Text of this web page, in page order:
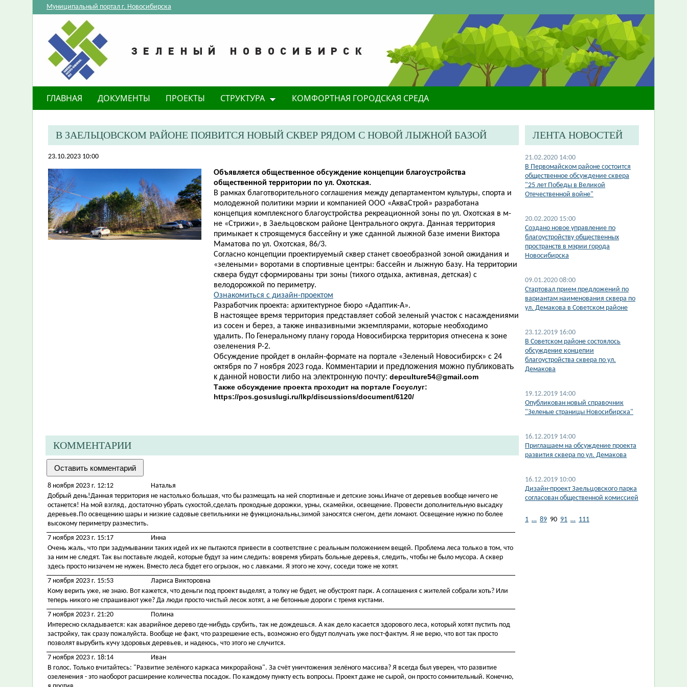
Муниципальный портал г. Новосибирска
ГЛАВНАЯ ДОКУМЕНТЫ ПРОЕКТЫ СТРУКТУРА КОМФОРТНАЯ ГОРОДСКАЯ СРЕДА
В ЗАЕЛЬЦОВСКОМ РАЙОНЕ ПОЯВИТСЯ НОВЫЙ СКВЕР РЯДОМ С НОВОЙ ЛЫЖНОЙ БАЗОЙ
23.10.2023 10:00
Объявляется общественное обсуждение концепции благоустройства
общественной территории по ул. Охотская.
В рамках благотворительного соглашения между департаментом культуры, спорта и
молодежной политики мэрии и компанией ООО «АкваСтрой» разработана
концепция комплексного благоустройства рекреационной зоны по ул. Охотская в м-
не «Стрижи», в Заельцовском районе Центрального округа. Данная территория
примыкает к строящемуся бассейну и уже сданной лыжной базе имени Виктора
Маматова по ул. Охотская, 86/3.
Согласно концепции проектируемый сквер станет своеобразной зоной ожидания и
«зелеными» воротами в спортивные центры: бассейн и лыжную базу. На территории
сквера будут сформированы три зоны (тихого отдыха, активная, детская) с
велодорожкой по периметру.
Ознакомиться с дизайн-проектом​
Разработчик проекта: архитектурное бюро «Адаптик-А».
В настоящее время территория представляет собой зеленый участок с насаждениями
из сосен и берез, а также инвазивными экземплярами, которые необходимо
удалить. По Генеральному плану города Новосибирска территория отнесена к зоне
озеленения Р-2.
Обсуждение пройдет в онлайн-формате на портале «Зеленый Новосибирск» с 24
октября по 7 ноября 2023 года. Комментарии и предложения можно публиковать
к данной новости либо на электронную почту: depculture54@gmail.com
Также обсуждение проекта проходит на портале Госуслуг:
https://pos.gosuslugi.ru/lkp/discussions/document/6120/
КОММЕНТАРИИ
8 ноября 2023 г. 12:12
Наталья
Добрый день!Данная территория не настолько большая, что бы размещать на ней спортивные и детские зоны.Иначе от деревьев вообще ничего не
останется! На мой взгляд, достаточно убрать сухостой,сделать проходные дорожки, урны, скамейки, освещение. Провести дополнительную высадку
деревьев.По освещению шары и низкие садовые светильники не функциональны,зимой заносятся снегом, дети ломают. Освещение нужно по более
высокому периметру разместить.
7 ноября 2023 г. 15:17
Инна
Очень жаль, что при задумывании таких идей их не пытаются привести в соответствие с реальным положением вещей. Проблема леса только в том, что
за ним не следят. Так вы поставьте людей, которые будут за ним следить: вовремя убирать больные деревья, следить, чтобы не было мусора. А сквер
здесь просто низачем не нужен. Вместо леса будет его огрызок, но с лавками. Я этого не хочу, соседи тоже не хотят.
7 ноября 2023 г. 15:53
Лариса Викторовна
Кому верить уже, не знаю. Вот кажется, что деньги под проект выделят, а толку не будет, не обустроят парк. А соглашения с жителей собрали хоть? Или
теперь никого не спрашивают уже? Да люди просто чистый лесок хотят, а не бетонные дороги с тремя кустами.
7 ноября 2023 г. 21:20
Полина
Интересно складывается: как аварийное дерево где-нибудь срубить, так не дождешься. А как дело касается здорового леса, который хотят пустить под
застройку, так сразу пожалуйста. Вообще не факт, что разрешение есть, возможно его будут получать уже пост-фактум. Я не верю, что вот так просто
позволят вырубить кучу здоровых деревьев, и надеюсь, что этого не случится.
7 ноября 2023 г. 18:14
Иван
В голос. Только вчитайтесь: "Развитие зелёного каркаса микрорайона". За счёт уничтожения зелёного массива? Я всегда был уверен, что развитие
озеленения - это наоборот расширение количества посадок. По каждому пункту есть вопросы. Проект даже не сырой, он просто сомнительный. Конечно,
ЛЕНТА НОВОСТЕЙ
21.02.2020 14:00
В Первомайском районе состоится
общественное обсуждение сквера
"25 лет Победы в Великой
Отечественной войне"
20.02.2020 15:00
Создано новое управление по
благоустройству общественных
пространств в мэрии города
Новосибирска
09.01.2020 08:00
Стартовал прием предложений по
вариантам наименования сквера по
ул. Демакова в Советском районе
23.12.2019 16:00
В Советском районе состоялось
обсуждение концепии
благоустройства сквера по ул.
Демакова
19.12.2019 14:00
Опубликован новый справочник
"Зеленые страницы Новосибирска"
16.12.2019 14:00
Приглашаем на обсуждение проекта
развития сквера по ул. Демакова
16.12.2019 10:00
Дизайн-проект Заельцовского парка
согласован общественной комиссией
1 … 89 90 91 … 111